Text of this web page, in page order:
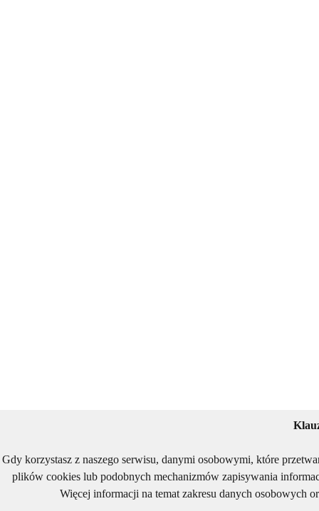
Gdy korzystasz z naszego serwisu, danymi osobowymi, które
plików cookies lub podobnych mechanizmów zapisywania
Więcej informacji na temat zakresu danych osobowych